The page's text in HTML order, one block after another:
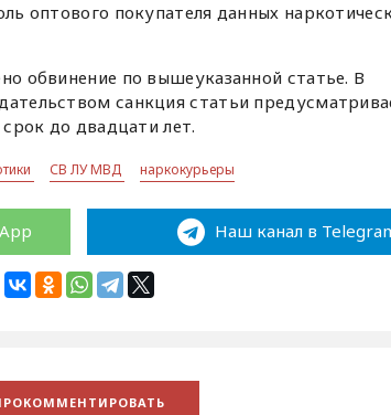
оптового покупателя данных
обвинение по вышеуказанной статье. В
санкция статьи
до двадцати лет.
СВ ЛУ МВД наркокурьеры
Наш канал в